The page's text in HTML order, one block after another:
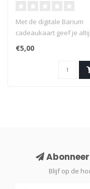
Met de digitale Barium
cadeaukaart geef je
een geslaagd cadeau
waarvan de..
€5,00
Blijf op de